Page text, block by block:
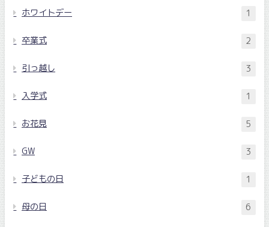
ホワイトデー 1
卒業式 2
引っ越し 3
入学式 1
お花見 5
GW 3
子どもの日 1
母の日 6